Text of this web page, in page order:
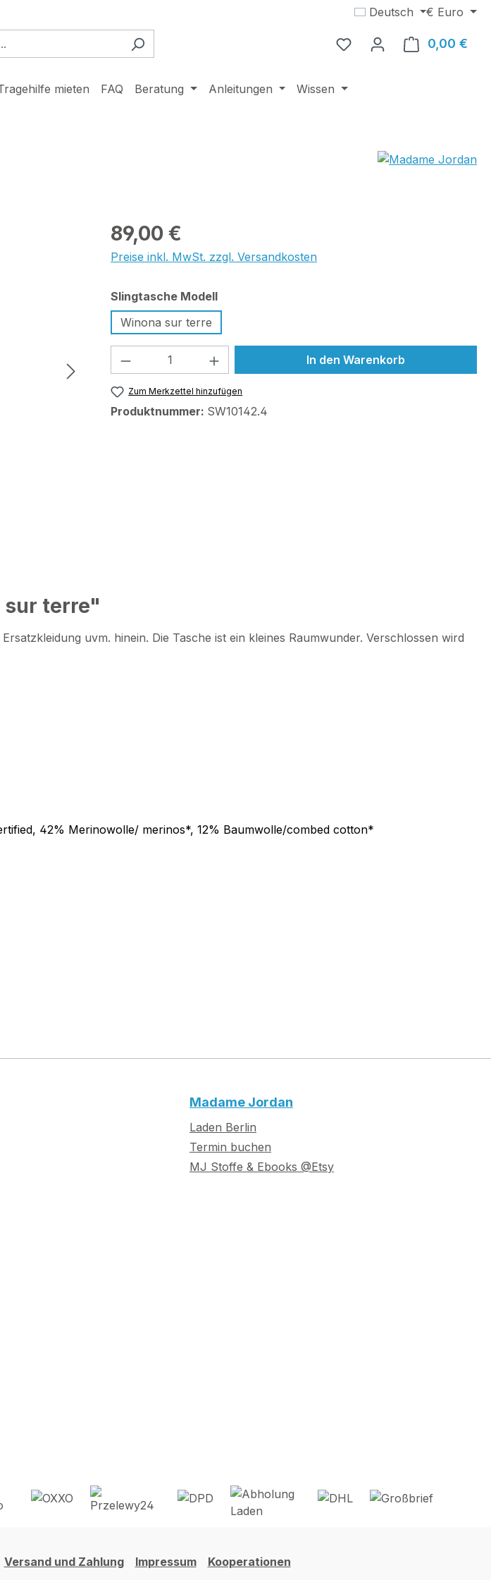
Deutsch € Euro
0,00 €
mieten FAQ Beratung Anleitungen Wissen
Regulärer Preis:
89,00 €
Preise inkl. MwSt. zzgl. Versandkosten
Slingtasche Modellauswählen
Winona sur terre
Produkt Anzahl: Gib den gewünschten Wert
In den Warenkorb
Zum Merkzettel hinzufügen
Produktnummer: SW10142.4
sur terre"
uvm. hinein. Die Tasche ist ein kleines Raumwunder. Verschlossen wird
42% Merinowolle/ merinos*, 12% Baumwolle/combed cotton*
Madame Jordan
Laden Berlin
Termin buchen
MJ Stoffe & Ebooks @Etsy
Versand und Zahlung Impressum Kooperationen